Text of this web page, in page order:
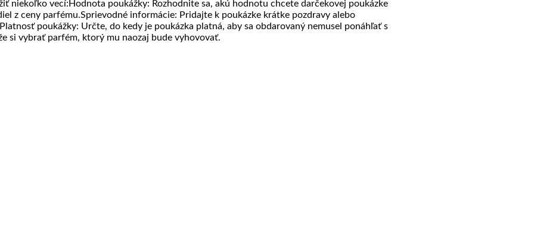
niekoľko vecí:Hodnota poukážky: Rozhodnite sa, akú hodnotu chcete darčekovej poukázke
z ceny parfému.Sprievodné informácie: Pridajte k poukázke krátke pozdravy alebo
poukážky: Určte, do kedy je poukázka platná, aby sa obdarovaný nemusel ponáhľať s
si vybrať parfém, ktorý mu naozaj bude vyhovovať.